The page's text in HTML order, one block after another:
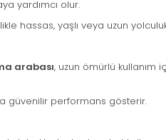
yardımcı olur.
hassas, yaşlı veya uzun
arabası, uzun ömürlü kullanım
güvenilir performans gösterir.